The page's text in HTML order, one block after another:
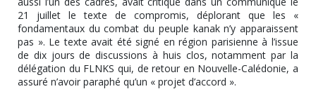
21 juillet le texte de compromis, déplorant que les «
fondamentaux du combat du peuple kanak n’y apparaissent
pas ». Le texte avait été signé en région parisienne à l’issue
de dix jours de discussions à huis clos, notamment par la
délégation du FLNKS qui, de retour en Nouvelle-Calédonie, a
assuré n’avoir paraphé qu’un « projet d’accord ».